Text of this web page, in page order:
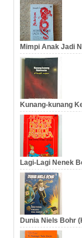
Mimpi Anak Jadi
Kunang-kunang
Lagi-Lagi Nenek
Dunia Niels Bohr